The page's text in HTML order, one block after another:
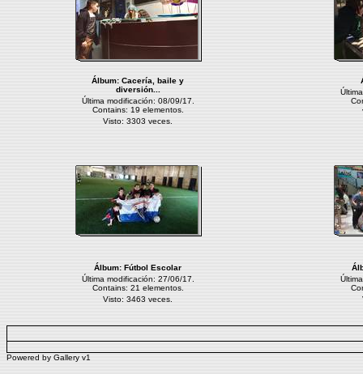
Álbum: Cacería, baile y
diversión...
Última modificación: 08/09/17.
Contains: 19 elementos.
Visto: 3303 veces.
Álbum: Fútbol Escolar
Última modificación: 27/06/17.
Contains: 21 elementos.
Visto: 3463 veces.
Powered by Gallery v1